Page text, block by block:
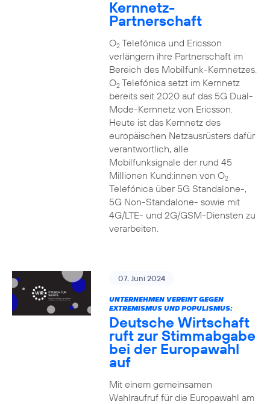
Kernnetz-
Partnerschaft
O2Telefónica und Ericsson
verlängern ihre Partnerschaft im
Bereich des Mobilfunk-Kernnetzes.
O2Telefónica setzt im Kernnetz
bereits seit 2020 auf das 5G Dual-
Mode-Kernnetz von Ericsson.
Heute ist das Kernnetz des
europäischen Netzausrüsters dafür
verantwortlich, alle
Mobilfunksignale der rund 45
Millionen Kund:innen von O2
Telefónica über 5G Standalone-,
5G Non-Standalone- sowie mit
4G/LTE- und 2G/GSM-Diensten zu
verarbeiten.
07. Juni 2024
UNTERNEHMEN VEREINT GEGEN
EXTREMISMUS UND POPULISMUS:
Deutsche Wirtschaft
ruft zur Stimmabgabe
bei der Europawahl
auf
Mit einem gemeinsamen
Wahlraufruf für die Europawahl am